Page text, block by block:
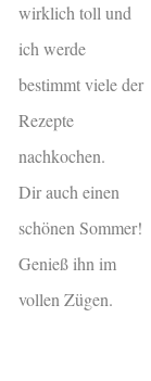
wirklich toll und
ich werde
bestimmt viele der
Rezepte
nachkochen.
Dir auch einen
schönen Sommer!
Genieß ihn im
vollen Zügen.